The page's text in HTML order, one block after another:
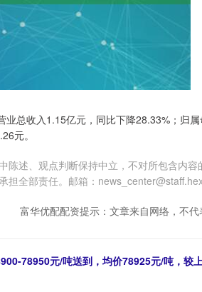
总收入1.15亿元，同比下降28.33%；归
元。
陈述、观点判断保持中立，不对所包含内容
担全部责任。邮箱：
富华优配配资提示：文章来自网络，不代
78950元/吨送到，均价78925元/吨，较